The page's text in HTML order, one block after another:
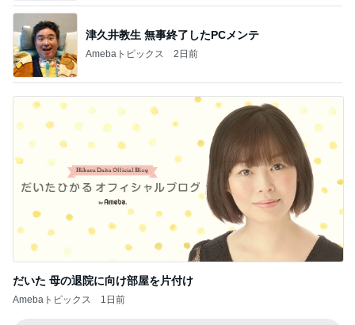
津久井教生 無事終了したPCメンテ
Amebaトピックス 2日前
だいた 母の退院に向け部屋を片付け
Amebaトピックス 1日前